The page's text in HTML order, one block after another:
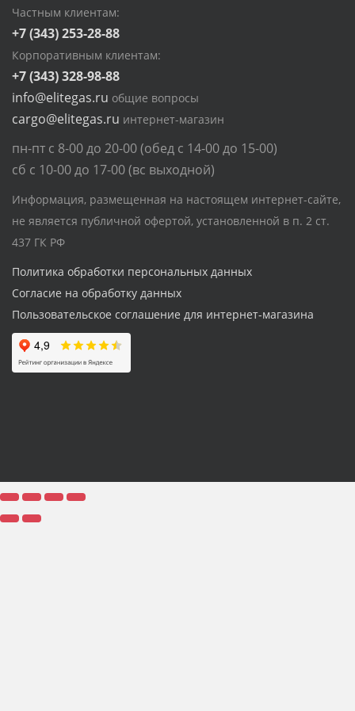
Частным клиентам:
+7 (343) 253-28-88
Корпоративным клиентам:
+7 (343) 328-98-88
info@elitegas.ru общие вопросы
cargo@elitegas.ru интернет-магазин
пн-пт с 8-00 до 20-00 (обед с 14-00 до 15-00)
сб с 10-00 до 17-00 (вс выходной)
Информация, размещенная на настоящем интернет-сайте,
не является публичной офертой, установленной в п. 2 ст.
437 ГК РФ
Политика обработки персональных данных
Согласие на обработку данных
Пользовательское соглашение для интернет-магазина